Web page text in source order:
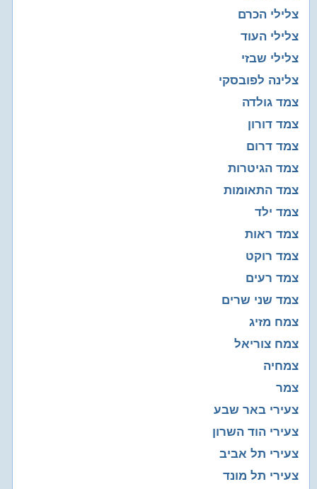
צלילי הכרם
צלילי העוד
צלילי שבזי
צלינה לפובסקי
צמד גולדה
צמד דורון
צמד דרום
צמד הגיטרות
צמד התאומות
צמד ילד
צמד ראות
צמד רוקט
צמד רעים
צמד שני שרים
צמח מזיג
צמח צוריאל
צמחיה
צמר
צעירי באר שבע
צעירי הוד השרון
צעירי תל אביב
צעירי תל מונד